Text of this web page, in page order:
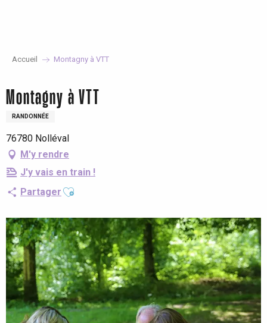
Accueil Montagny à VTT
Montagny à VTT
RANDONNÉE
76780 Nolléval
M'y rendre
J'y vais en train !
Partager Ajouter aux favoris